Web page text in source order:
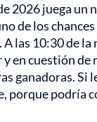
2026 juega un
de los
las 10:30 de la
en cuestión de
ganadoras. Si
porque podría